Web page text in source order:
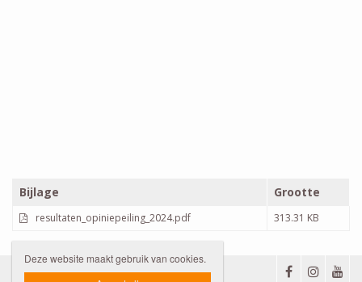
Bijlage Grootte
resultaten_opiniepeiling_2024.pdf 313.31 KB
Privacybeleid
Deze website maakt gebruik van cookies.